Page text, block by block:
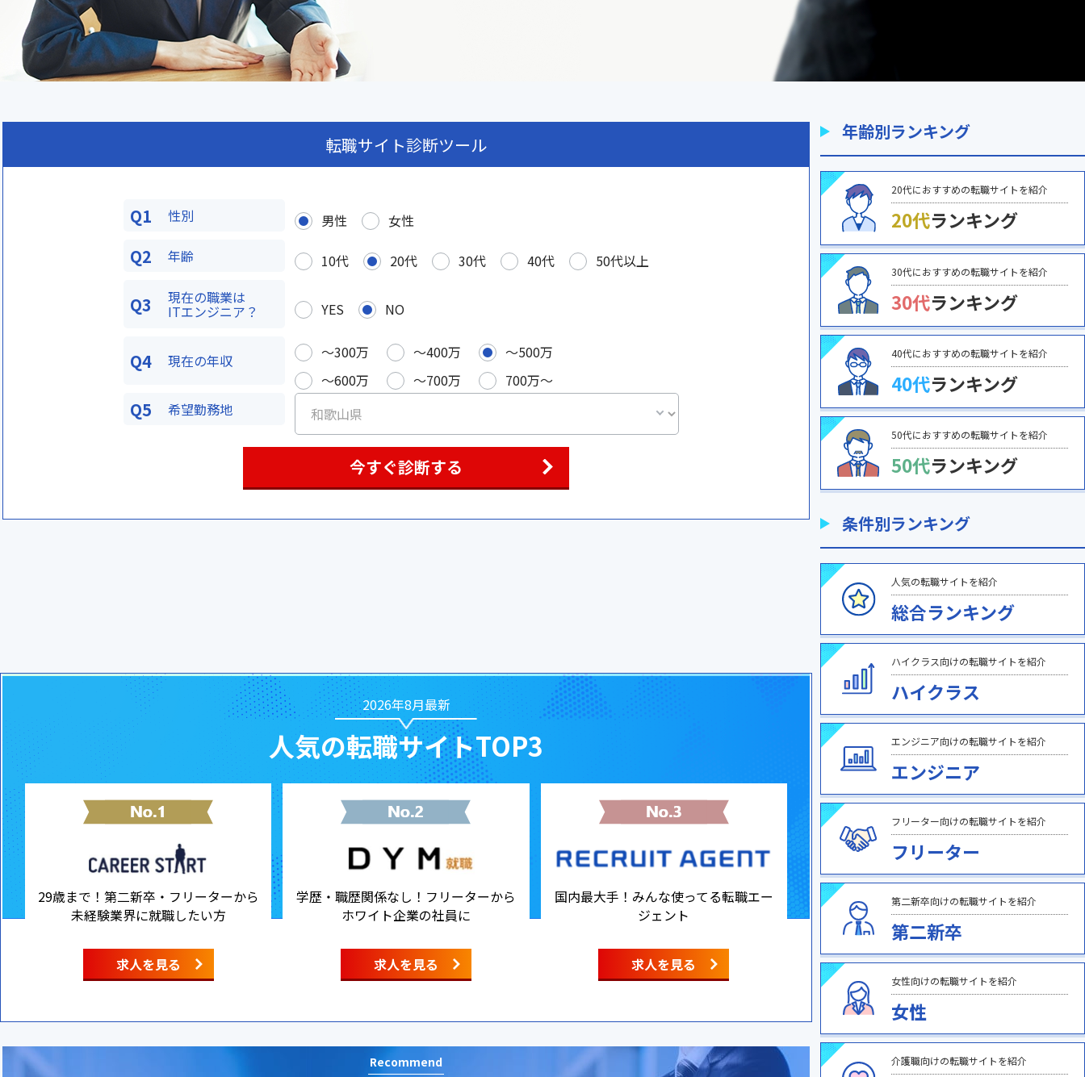
転職サイト診断ツール
Q1 性別 男性 女性
Q2 年齢 10代 20代 30代 40代 50代以上
Q3 現在の職業は
ITエンジニア？ YES NO
Q4 現在の年収 〜300万 〜400万
〜500万
〜600万
〜700万 700万〜
Q5 希望勤務地
今すぐ診断する
2026年8月最新
人気の転職サイトTOP3
29歳まで！第二新卒・フリーターから
未経験業界に就職したい方
求人を見る
学歴・職歴関係なし！フリーターから
ホワイト企業の社員に
求人を見る
国内最大手！みんな使ってる転職エー
ジェント
求人を見る
Recommend
年齢別ランキング
20代におすすめの転職サイトを紹介
20代ランキング
30代におすすめの転職サイトを紹介
30代ランキング
40代におすすめの転職サイトを紹介
40代ランキング
50代におすすめの転職サイトを紹介
50代ランキング
条件別ランキング
人気の転職サイトを紹介
総合ランキング
ハイクラス向けの転職サイトを紹介
ハイクラス
エンジニア向けの転職サイトを紹介
エンジニア
フリーター向けの転職サイトを紹介
フリーター
第二新卒向けの転職サイトを紹介
第二新卒
女性向けの転職サイトを紹介
女性
介護職向けの転職サイトを紹介